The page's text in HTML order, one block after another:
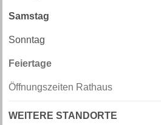
Samstag
Sonntag
Feiertage
Öffnungszeiten Rathaus
WEITERE STANDORTE